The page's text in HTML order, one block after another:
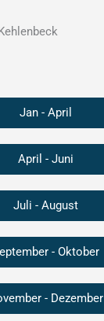
Jan - April
April - Juni
Juli - August
- Oktober
- Dezember